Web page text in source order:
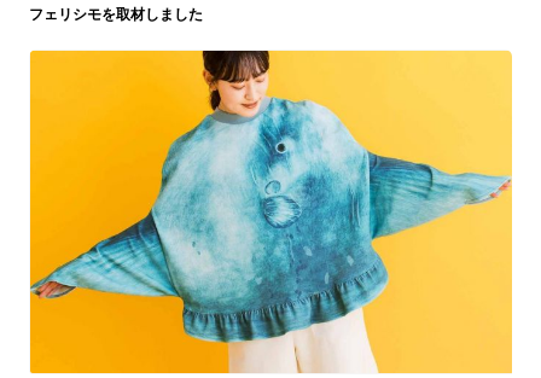
フェリシモを取材しました